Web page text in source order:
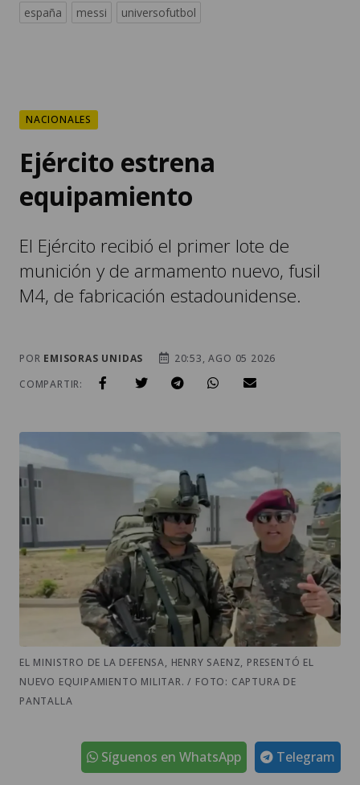
españa
messi universofutbol
NACIONALES
Ejército estrena
equipamiento
El Ejército recibió el primer lote de
munición y de armamento nuevo, fusil
M4, de fabricación estadounidense.
POR EMISORAS UNIDAS
20:53, AGO 05 2026
COMPARTIR:
EL MINISTRO DE LA DEFENSA, HENRY SAENZ, PRESENTÓ EL
NUEVO EQUIPAMIENTO MILITAR. / FOTO: CAPTURA DE
PANTALLA
Telegram
Síguenos en WhatsApp